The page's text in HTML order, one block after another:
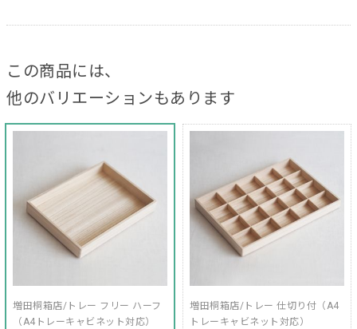
この商品には、
他のバリエーションもあります
増田桐箱店/トレー フリー ハーフ
（A4トレーキャビネット対応）
増田桐箱店/トレー 仕切り付（A4
トレーキャビネット対応）